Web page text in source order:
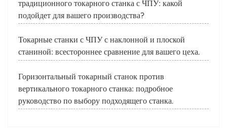
традиционного токарного станка с ЧПУ: какой
подойдет для вашего производства?
Токарные станки с ЧПУ с наклонной и плоской
станиной: всестороннее сравнение для вашего цеха.
Горизонтальный токарный станок против
вертикального токарного станка: подробное
руководство по выбору подходящего станка.